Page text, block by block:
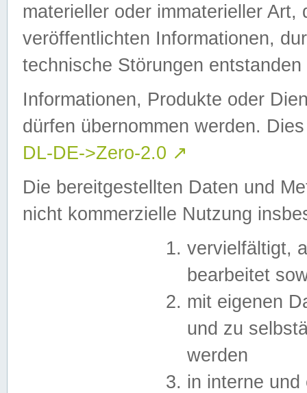
materieller oder immaterieller
veröffentlichten Informationen,
technische Störungen
Informationen, Produkte oder
dürfen übernommen werden.
DL-DE->Zero-2.0 ↗
Die bereitgestellten Daten und
nicht kommerzielle Nutzung
vervielfältigt,
bearbeitet
mit eigenen
und zu
werden
in interne